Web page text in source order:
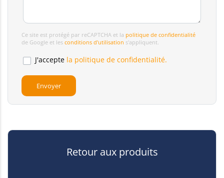
Ce site est protégé par reCAPTCHA et la politique de confidentialité
de Google et les conditions d'utilisation s'appliquent.
J'accepte la politique de confidentialité.
Retour aux produits